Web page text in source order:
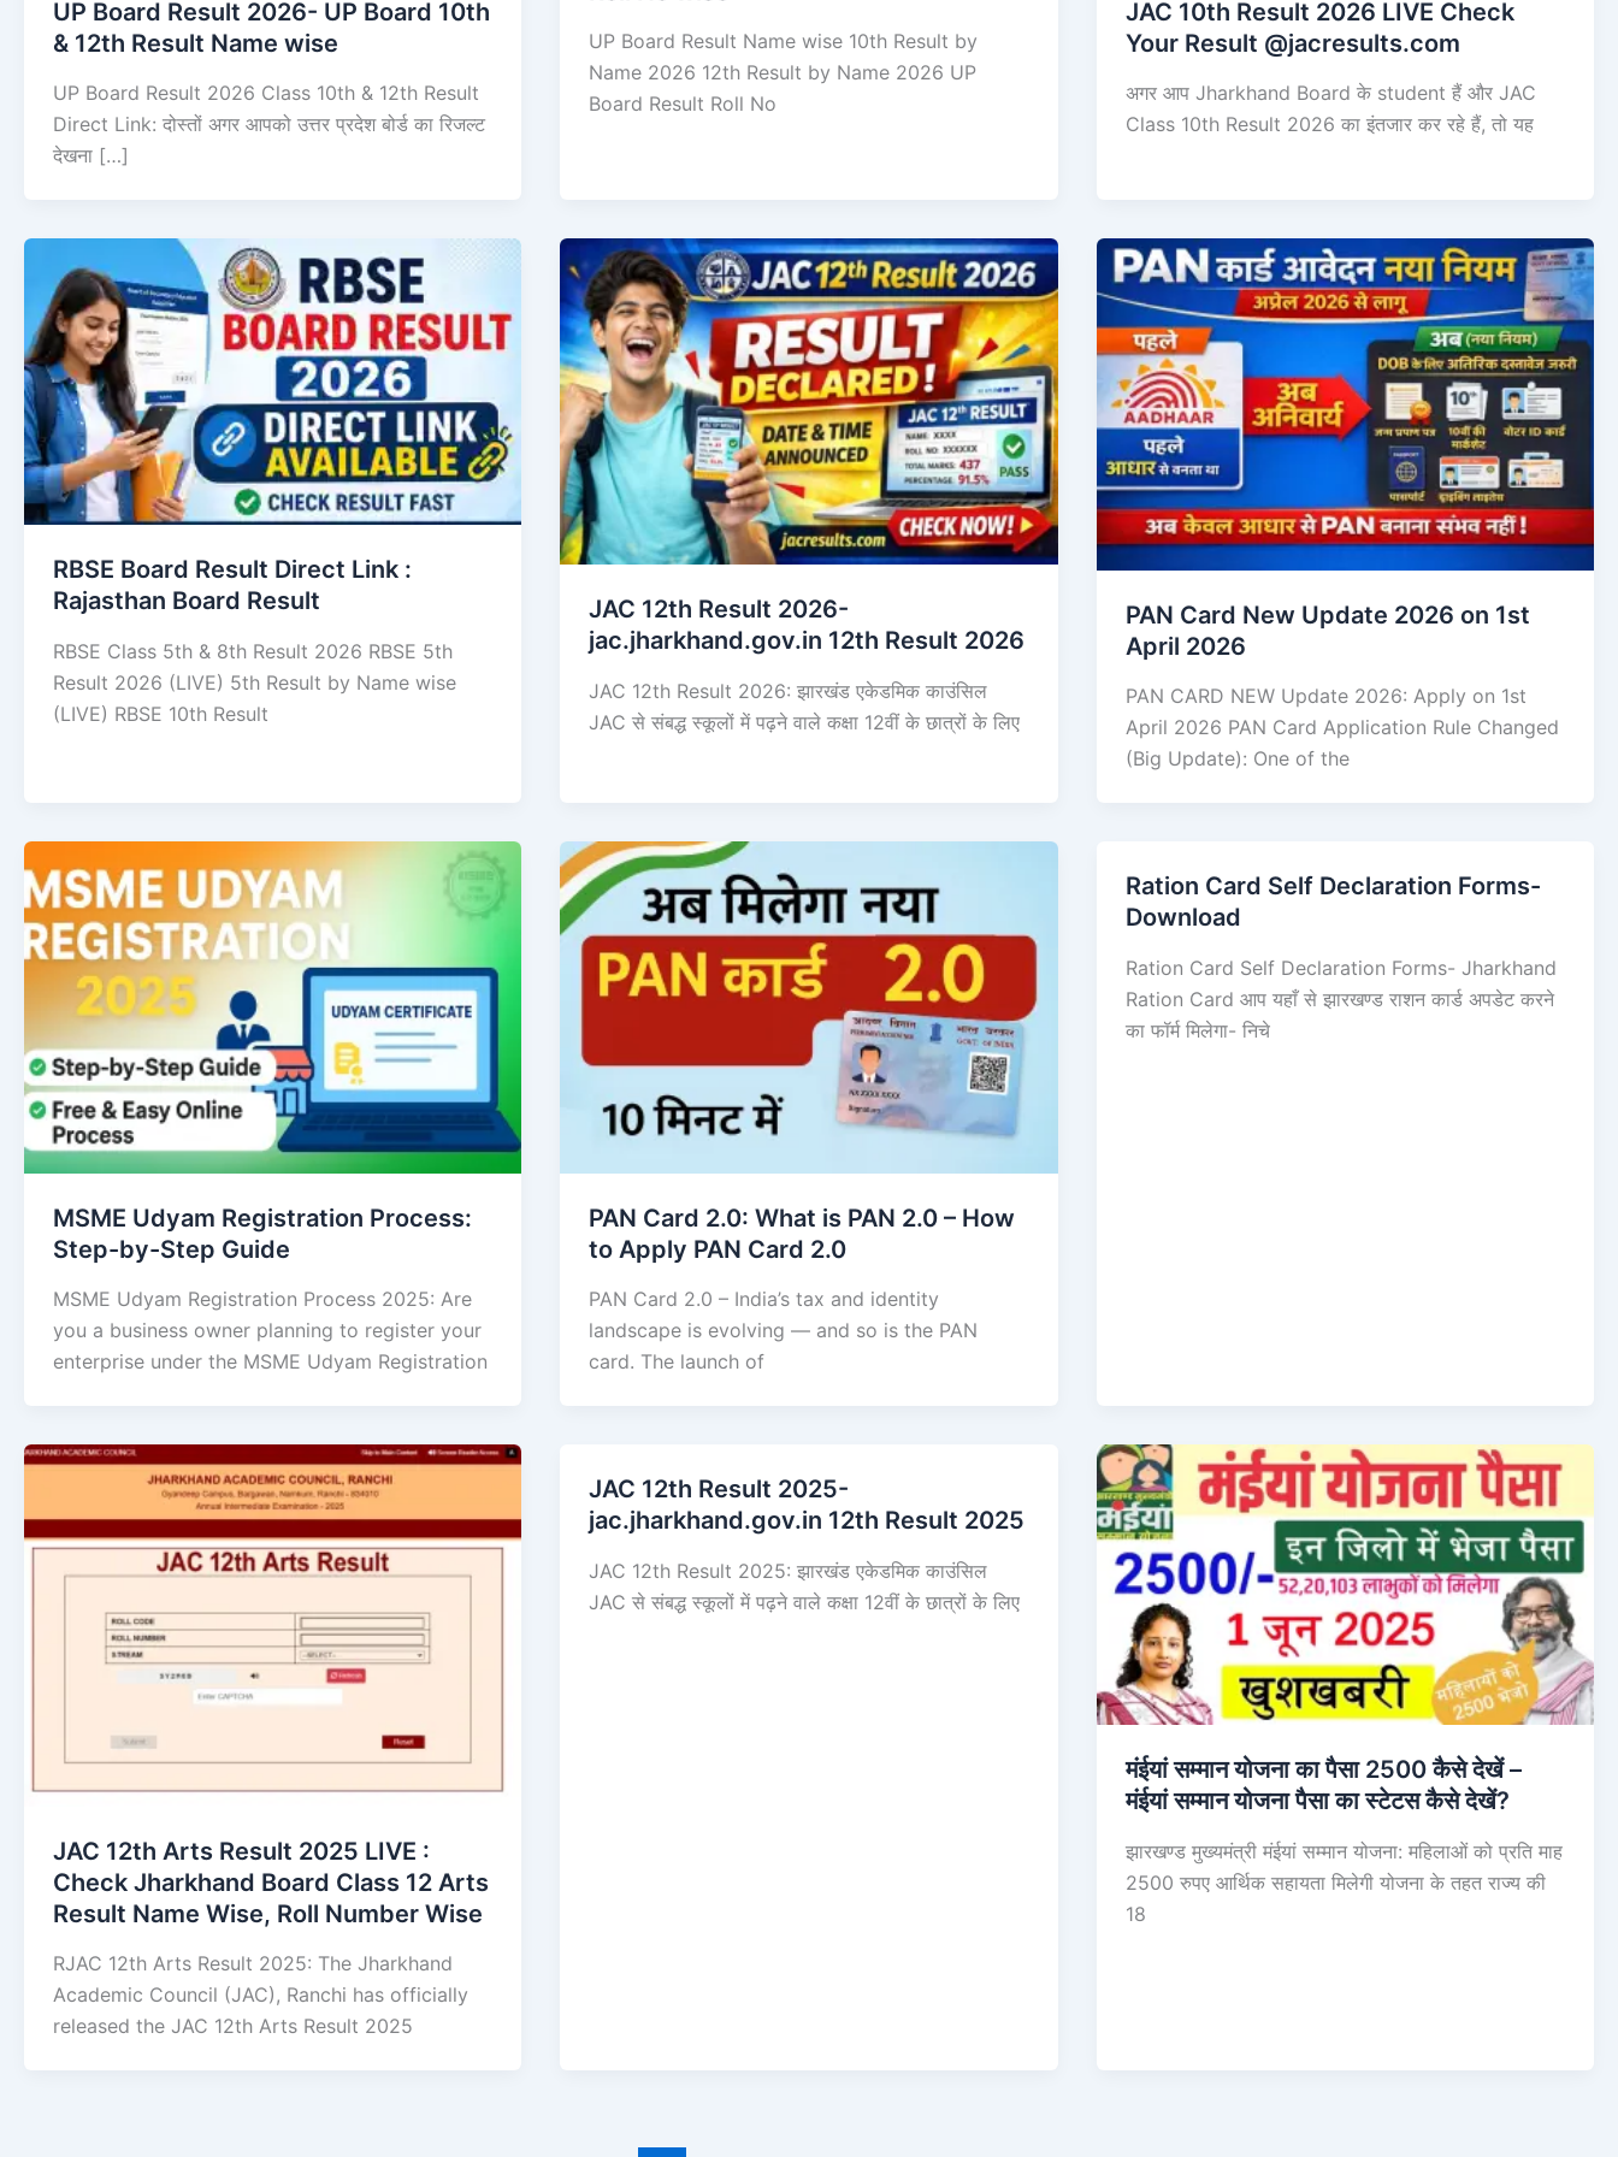
UP Board Result 2026- UP Board 10th
& 12th Result Name wise
UP Board Result 2026 Class 10th & 12th Result
Direct Link: दोस्तों अगर आपको उत्तर प्रदेश बोर्ड का रिजल्ट
देखना […]
UP Board Result Name wise 10th Result by
Name 2026 12th Result by Name 2026 UP
Board Result Roll No
JAC 10th Result 2026 LIVE Check
Your Result @jacresults.com
अगर आप Jharkhand Board के student हैं और JAC
Class 10th Result 2026 का इंतजार कर रहे हैं, तो यह
RBSE Board Result Direct Link : ​
Rajasthan Board Result
RBSE Class 5th & 8th Result 2026 RBSE 5th
Result 2026 (LIVE) 5th Result by Name wise
(LIVE) RBSE 10th Result
JAC 12th Result 2026-
jac.jharkhand.gov.in 12th Result 2026
JAC 12th Result 2026: झारखंड एकेडमिक काउंसिल
JAC से संबद्ध स्कूलों में पढ़ने वाले कक्षा 12वीं के छात्रों के लिए
PAN Card New Update 2026 on 1st
April 2026
PAN CARD NEW Update 2026: Apply on 1st
April 2026 PAN Card Application Rule Changed
(Big Update): One of the
MSME Udyam Registration Process:
Step-by-Step Guide
MSME Udyam Registration Process 2025: Are
you a business owner planning to register your
enterprise under the MSME Udyam Registration
PAN Card 2.0: What is PAN 2.0 – How
to Apply PAN Card 2.0
PAN Card 2.0 – India’s tax and identity
landscape is evolving — and so is the PAN
card. The launch of
Ration Card Self Declaration Forms-
Download
Ration Card Self Declaration Forms- Jharkhand
Ration Card आप यहाँ से झारखण्ड राशन कार्ड अपडेट करने
का फॉर्म मिलेगा- निचे
JAC 12th Arts Result 2025 LIVE :
Check Jharkhand Board Class 12 Arts
Result Name Wise, Roll Number Wise
RJAC 12th Arts Result 2025: The Jharkhand
Academic Council (JAC), Ranchi has officially
released the JAC 12th Arts Result 2025
JAC 12th Result 2025-
jac.jharkhand.gov.in 12th Result 2025
JAC 12th Result 2025: झारखंड एकेडमिक काउंसिल
JAC से संबद्ध स्कूलों में पढ़ने वाले कक्षा 12वीं के छात्रों के लिए
मंईयां सम्मान योजना का पैसा 2500 कैसे देखें –
मंईयां सम्मान योजना पैसा का स्टेटस कैसे देखें?
झारखण्ड मुख्यमंत्री मंईयां सम्मान योजना: महिलाओं को प्रति माह
2500 रुपए आर्थिक सहायता मिलेगी योजना के तहत राज्य की
18